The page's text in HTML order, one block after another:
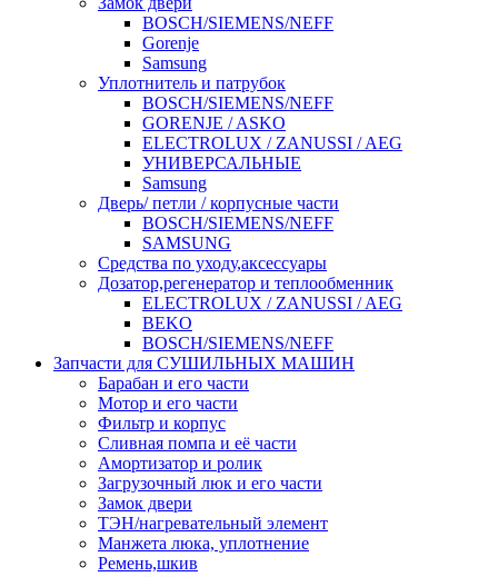
BOSCH/SIEMENS/NEFF
Gorenje
Samsung
Уплотнитель и патрубок
BOSCH/SIEMENS/NEFF
GORENJE / ASKO
ELECTROLUX / ZANUSSI / AEG
УНИВЕРСАЛЬНЫЕ
Samsung
Дверь/ петли / корпусные части
BOSCH/SIEMENS/NEFF
SAMSUNG
Средства по уходу,аксессуары
Дозатор,регенератор и теплообменник
ELECTROLUX / ZANUSSI / AEG
BEKO
BOSCH/SIEMENS/NEFF
Запчасти для СУШИЛЬНЫХ МАШИН
Барабан и его части
Мотор и его части
Фильтр и корпус
Сливная помпа и её части
Амортизатор и ролик
Загрузочный люк и его части
Замок двери
ТЭН/нагревательный элемент
Манжета люка, уплотнение
Ремень,шкив